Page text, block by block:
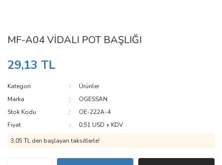
MF-A04 VİDALI POT BAŞLIĞI
29,13 TL
Kategori
Ürünler
Marka
OGESSAN
Stok Kodu
OE-222A-4
Fiyat
0,51 USD + KDV
3,05 TL den başlayan taksitlerle!